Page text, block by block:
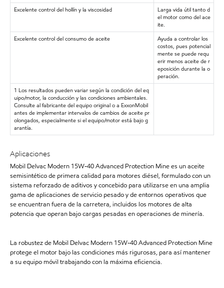
Excelente control del hollín y la viscosidad
Larga vida útil tanto d
el motor como del ace
ite.
Excelente control del consumo de aceite
Ayuda a controlar los
costos, pues potencial
mente se puede requ
erir menos aceite de r
eposición durante la o
peración.
1 Los resultados pueden variar según la condición del eq
uipo/motor, la conducción y las condiciones ambientales.
Consulte al fabricante del equipo original o a ExxonMobil
antes de implementar intervalos de cambios de aceite pr
olongados, especialmente si el equipo/motor está bajo g
arantía.
Aplicaciones
Mobil Delvac Modern 15W-40 Advanced Protection Mine es un aceite
semisintético de primera calidad para motores diésel, formulado con un
sistema reforzado de aditivos y concebido para utilizarse en una amplia
gama de aplicaciones de servicio pesado y de entornos operativos que
se encuentran fuera de la carretera, incluidos los motores de alta
potencia que operan bajo cargas pesadas en operaciones de minería.
La robustez de Mobil Delvac Modern 15W-40 Advanced Protection Mine
protege el motor bajo las condiciones más rigurosas, para así mantener
a su equipo móvil trabajando con la máxima eficiencia.